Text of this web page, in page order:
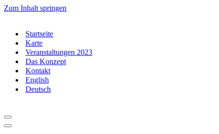
Zum Inhalt springen
Startseite
Karte
Veranstaltungen 2023
Das Konzept
Kontakt
English
Deutsch
Navigationsmenü
Navigationsmenü